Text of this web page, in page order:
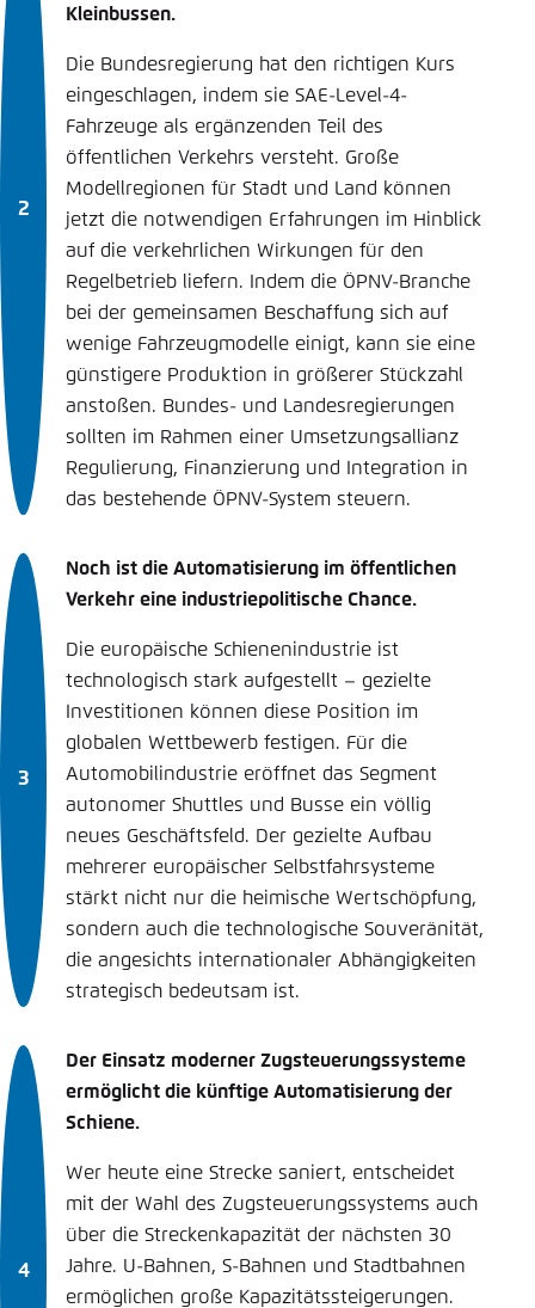
Kleinbussen.
Die Bundesregierung hat den richtigen Kurs
eingeschlagen, indem sie SAE-Level-4-
Fahrzeuge als ergänzenden Teil des
öffentlichen Verkehrs versteht. Große
Modellregionen für Stadt und Land können
jetzt die notwendigen Erfahrungen im Hinblick
auf die verkehrlichen Wirkungen für den
Regelbetrieb liefern. Indem die ÖPNV-Branche
bei der gemeinsamen Beschaffung sich auf
wenige Fahrzeugmodelle einigt, kann sie eine
günstigere Produktion in größerer Stückzahl
anstoßen. Bundes- und Landesregierungen
sollten im Rahmen einer Umsetzungsallianz
Regulierung, Finanzierung und Integration in
das bestehende ÖPNV-System steuern.
Noch ist die Automatisierung im öffentlichen
Verkehr eine industriepolitische Chance.
Die europäische Schienenindustrie ist
technologisch stark aufgestellt – gezielte
Investitionen können diese Position im
globalen Wettbewerb festigen. Für die
Automobilindustrie eröffnet das Segment
autonomer Shuttles und Busse ein völlig
neues Geschäftsfeld. Der gezielte Aufbau
mehrerer europäischer Selbstfahrsysteme
stärkt nicht nur die heimische Wertschöpfung,
sondern auch die technologische Souveränität,
die angesichts internationaler Abhängigkeiten
strategisch bedeutsam ist.
Der Einsatz moderner Zugsteuerungssysteme
ermöglicht die künftige Automatisierung der
Schiene.
Wer heute eine Strecke saniert, entscheidet
mit der Wahl des Zugsteuerungssystems auch
über die Streckenkapazität der nächsten 30
Jahre. U-Bahnen, S-Bahnen und Stadtbahnen
ermöglichen große Kapazitätssteigerungen.